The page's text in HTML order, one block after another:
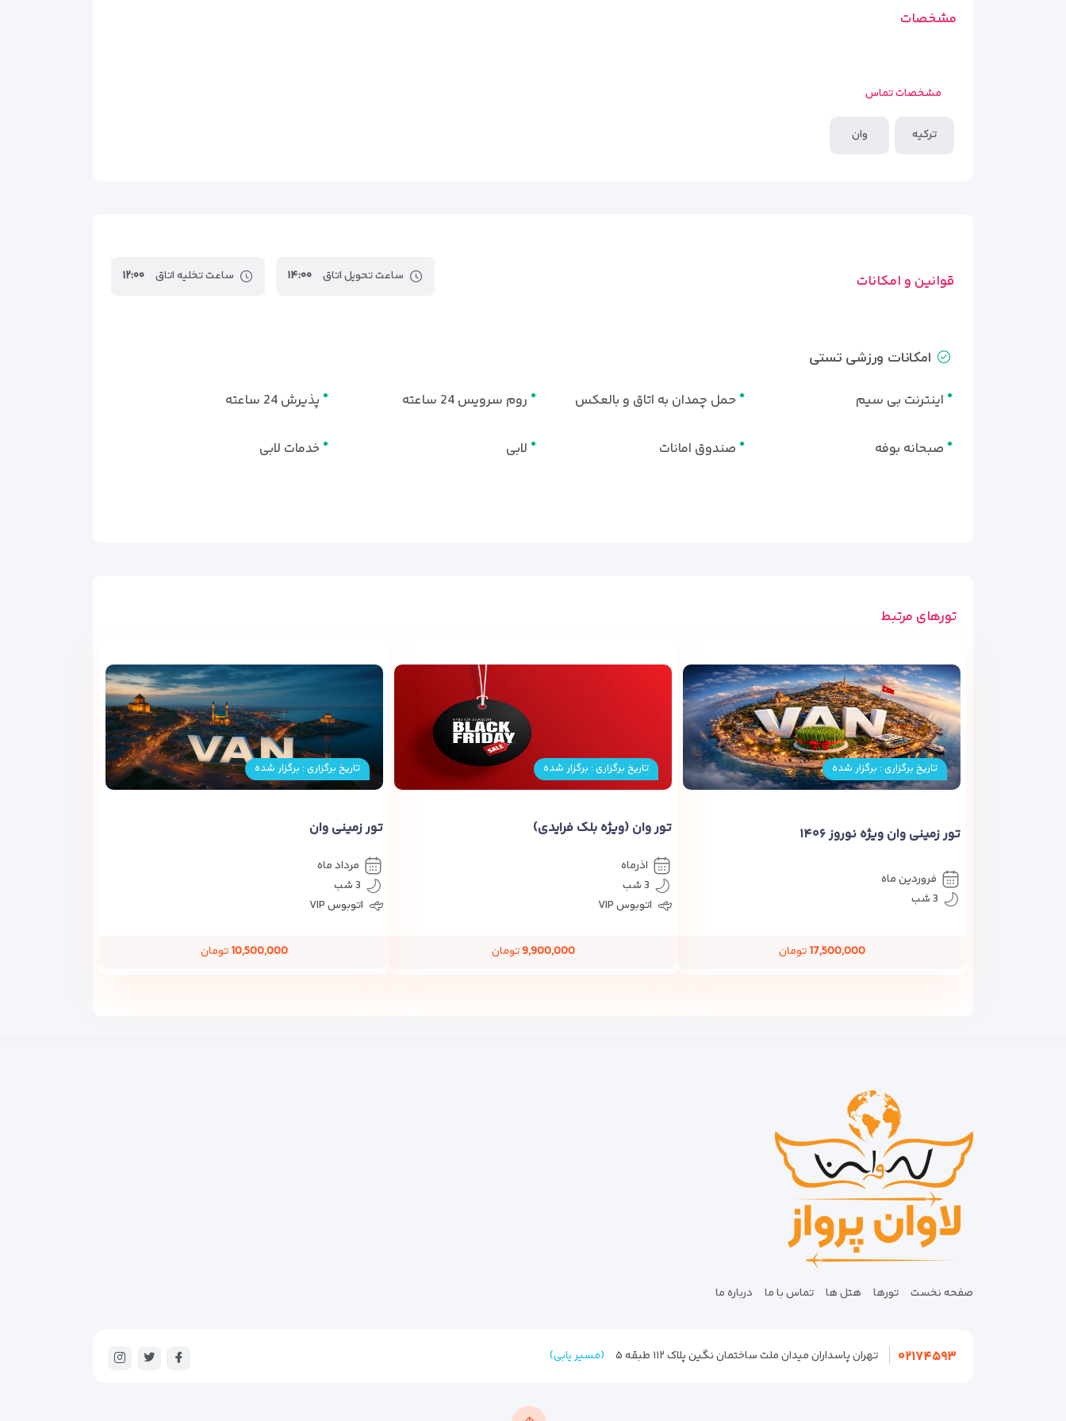
مشخصات
مشخصات تماس
ترکیه وان
قوانین و امکانات ساعت تحویل اتاق ۱۴:۰۰ ساعت تخلیه اتاق ۱۲:۰۰
امکانات ورزشی تستی
اینترنت بی سیم حمل چمدان به اتاق و بالعکس روم سرویس 24 ساعته پذیرش 24 ساعته
صبحانه بوفه صندوق امانات لابی خدمات لابی
تورهای مرتبط
تاریخ برگزاری : برگزار شده
تور زمینی وان ویژه نوروز ۱۴۰۶
فروردین ماه
3 شب
17,500,000تومان
تاریخ برگزاری : برگزار شده
تور وان (ویژه بلک فرایدی)
اذرماه
3 شب
اتوبوس VIP
9,900,000تومان
تاریخ برگزاری : برگزار شده
تور زمینی وان
مرداد ماه
3 شب
اتوبوس VIP
10,500,000تومان
صفحه نخست تورها هتل ها تماس با ما درباره ما
۰۲۱۷۴۵۹۳ تهران پاسداران میدان ملت ساختمان نگین پلاک ۱۱۲ طبقه ۵ (مسیر یابی)